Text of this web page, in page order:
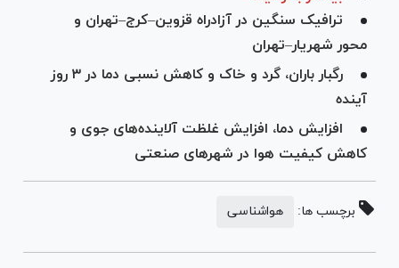
ترافیک سنگین در آزادراه قزوین–کرج–تهران و
محور شهریار–تهران
رگبار باران، گرد و خاک و کاهش نسبی دما در ۳ روز
آینده
افزایش دما، افزایش غلظت آلاینده‌های جوی و
کاهش کیفیت هوا در شهر‌های صنعتی
برچسب ها: هواشناسی